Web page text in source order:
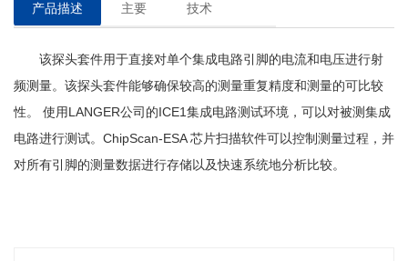
产品描述
主要
技术
该探头套件用于直接对单个集成电路引脚的电流和电压进行射
频测量。该探头套件能够确保较高的测量重复精度和测量的可比较
性。
使用LANGER公司的ICE1集成电路测试环境，可以对被测集成
电路进行测试。 ChipScan-ESA 芯片扫描软件可以控制测量过程，并
对所有引脚的测量数据进行存储以及快速系统地分析比较。